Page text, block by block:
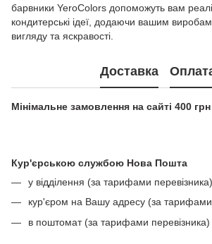
барвники YeroColors допоможуть вам
кондитерські ідеї, додаючи вашим
вигляду та яскравості.
Доставка
Мінімальне замовлення на сайті 400
Кур'єрською службою Нова Пошта
у відділення (за тарифами перевізника)
кур'єром на Вашу адресу (за тарифами
в поштомат (за тарифами перевізника)